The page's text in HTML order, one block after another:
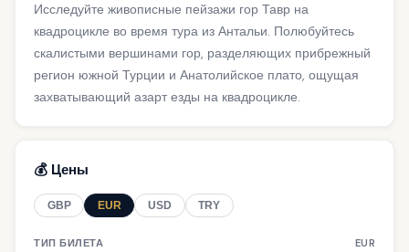
Исследуйте живописные пейзажи гор Тавр на
квадроцикле во время тура из Антальи. Полюбуйтесь
скалистыми вершинами гор, разделяющих прибрежный
регион южной Турции и Анатолийское плато, ощущая
захватывающий азарт езды на квадроцикле.
💰 Цены
GBP EUR USD TRY
ТИП БИЛЕТА EUR